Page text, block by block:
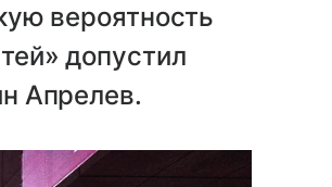
вероятность
допустил
Апрелев.